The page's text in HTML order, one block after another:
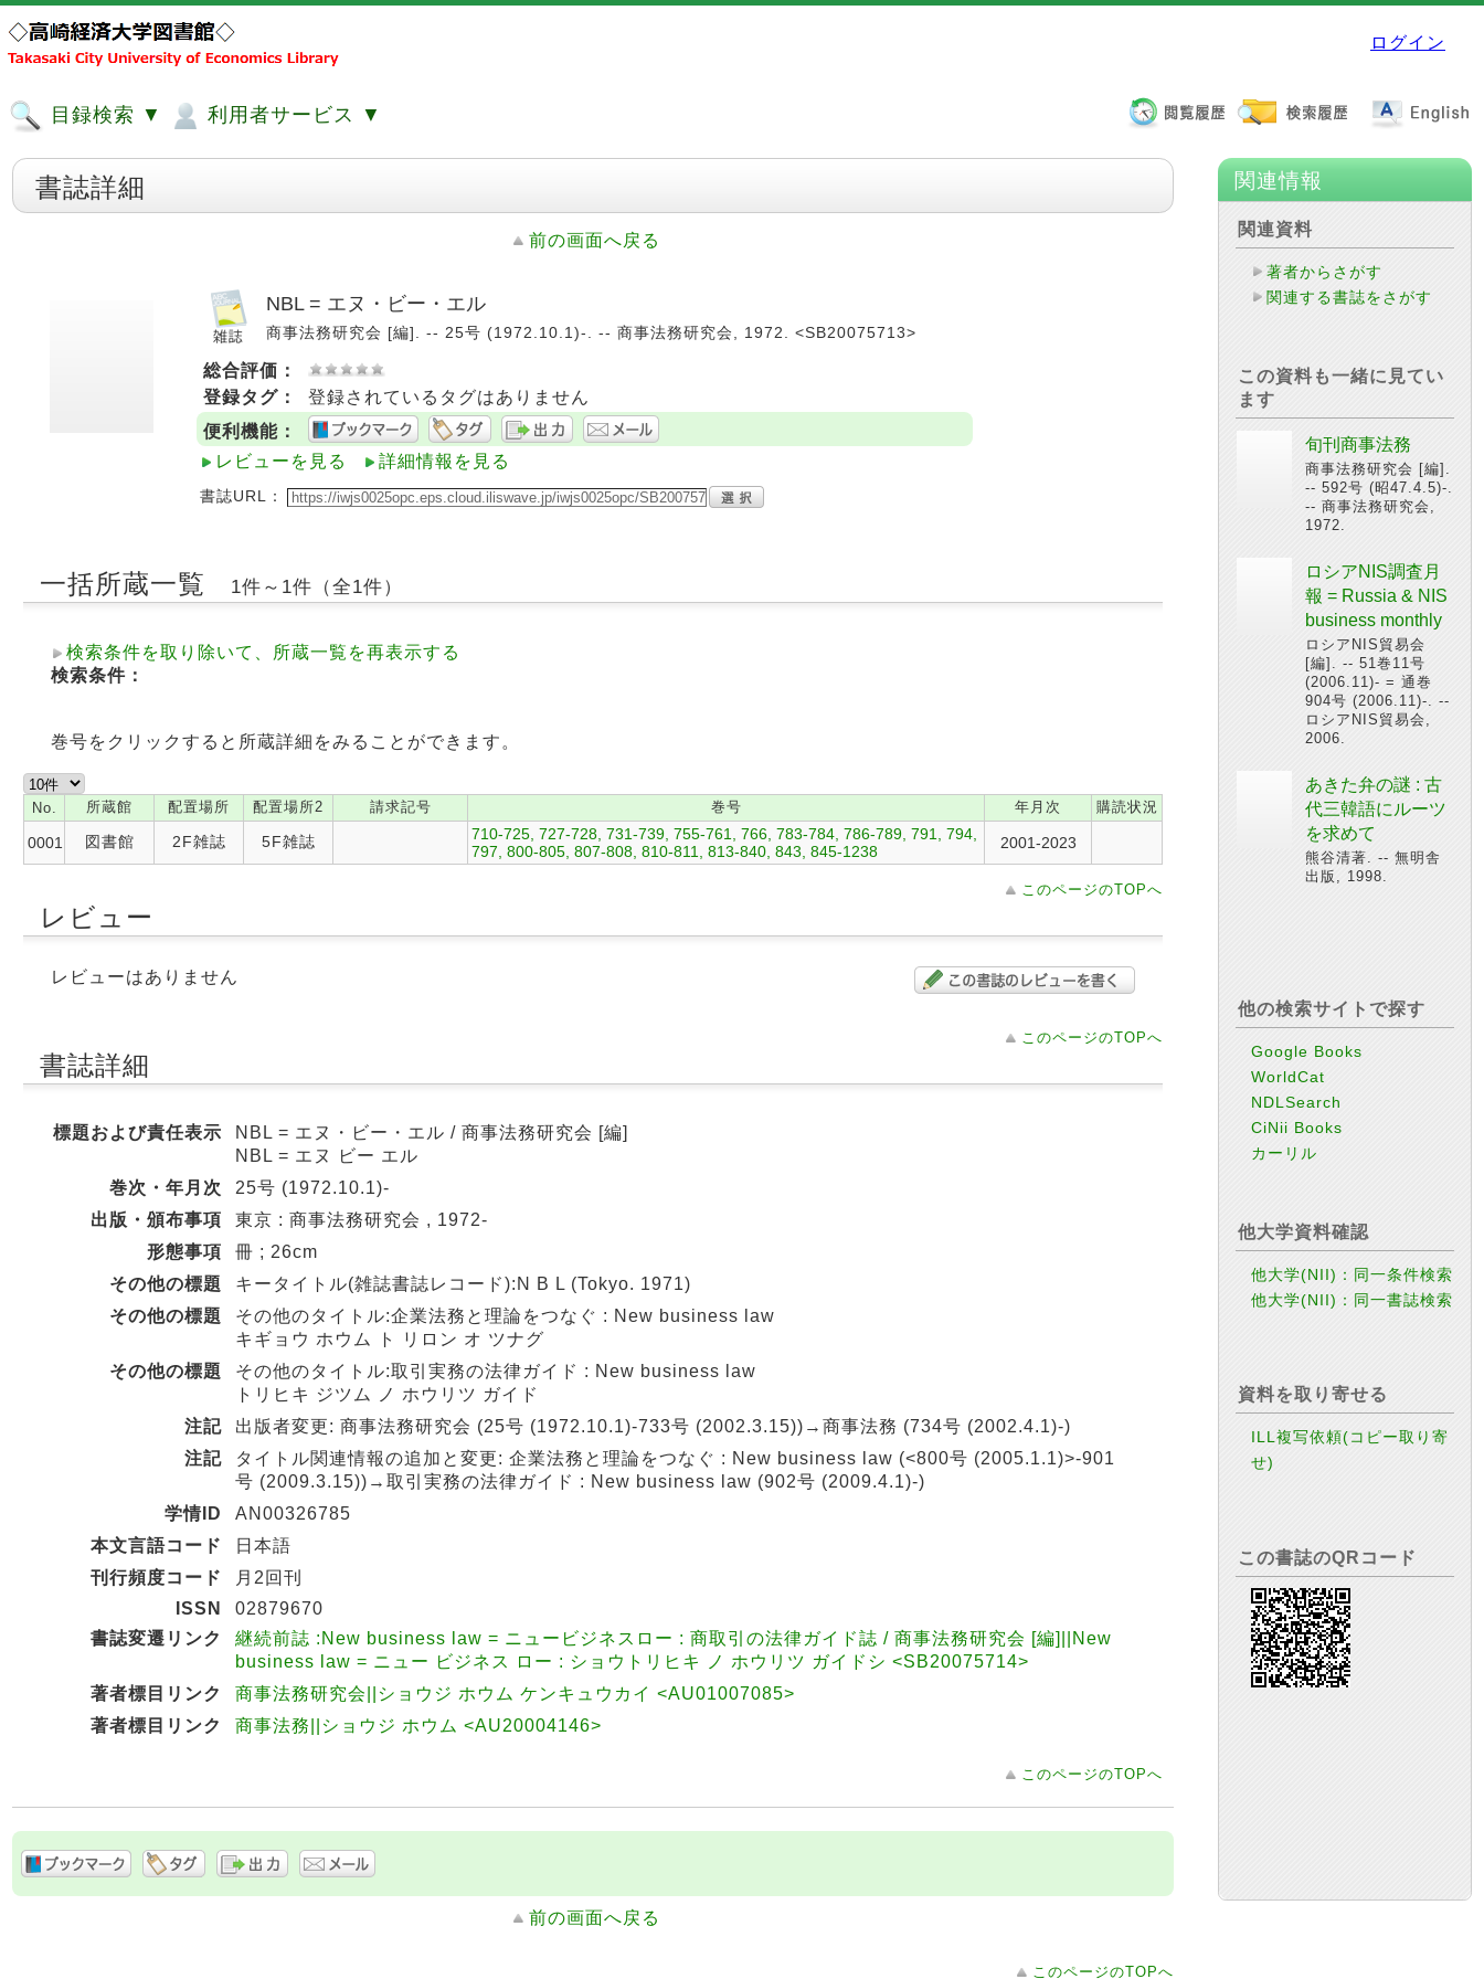
ログイン
目録検索 ▼ 利用者サービス ▼
書誌詳細
前の画面へ戻る
NBL = エヌ・ビー・エル
商事法務研究会 [編]. -- 25号 (1972.10.1)-. -- 商事法務研究会, 1972. <SB20075713>
総合評価：
登録タグ：
登録されているタグはありません
便利機能：
レビューを見る
詳細情報を見る
書誌URL：
一括所蔵一覧 1件～1件（全1件）
検索条件を取り除いて、所蔵一覧を再表示する
検索条件：
巻号をクリックすると所蔵詳細をみることができます。
No. 所蔵館 配置場所 配置場所2 請求記号 巻号 年月次 購読状況
0001 図書館 2F雑誌 5F雑誌
710-725, 727-728, 731-739, 755-761, 766, 783-784, 786-789, 791, 794,
797, 800-805, 807-808, 810-811, 813-840, 843, 845-1238
2001-2023
このページのTOPへ
レビュー
レビューはありません
このページのTOPへ
書誌詳細
標題および責任表示
NBL = エヌ・ビー・エル / 商事法務研究会 [編]
NBL = エヌ ビー エル
巻次・年月次
25号 (1972.10.1)-
出版・頒布事項
東京 : 商事法務研究会 , 1972-
形態事項
冊 ; 26cm
その他の標題
キータイトル(雑誌書誌レコード):N B L (Tokyo. 1971)
その他の標題
その他のタイトル:企業法務と理論をつなぐ : New business law
キギョウ ホウム ト リロン オ ツナグ
その他の標題
その他のタイトル:取引実務の法律ガイド : New business law
トリヒキ ジツム ノ ホウリツ ガイド
注記
出版者変更: 商事法務研究会 (25号 (1972.10.1)-733号 (2002.3.15))→商事法務 (734号 (2002.4.1)-)
注記
タイトル関連情報の追加と変更: 企業法務と理論をつなぐ : New business law (<800号 (2005.1.1)>-901
号 (2009.3.15))→取引実務の法律ガイド : New business law (902号 (2009.4.1)-)
学情ID
AN00326785
本文言語コード
日本語
刊行頻度コード
月2回刊
ISSN
02879670
書誌変遷リンク
継続前誌 :New business law = ニュービジネスロー : 商取引の法律ガイド誌 / 商事法務研究会 [編]||New
business law = ニュー ビジネス ロー : ショウトリヒキ ノ ホウリツ ガイドシ <SB20075714>
著者標目リンク
商事法務研究会||ショウジ ホウム ケンキュウカイ <AU01007085>
著者標目リンク
商事法務||ショウジ ホウム <AU20004146>
このページのTOPへ
前の画面へ戻る
このページのTOPへ
関連情報
関連資料
著者からさがす
関連する書誌をさがす
この資料も一緒に見てい
ます
旬刊商事法務
商事法務研究会 [編].
-- 592号 (昭47.4.5)-.
-- 商事法務研究会,
1972.
ロシアNIS調査月
報 = Russia & NIS
business monthly
ロシアNIS貿易会
[編]. -- 51巻11号
(2006.11)- = 通巻
904号 (2006.11)-. --
ロシアNIS貿易会,
2006.
あきた弁の謎 : 古
代三韓語にルーツ
を求めて
熊谷清著. -- 無明舎
出版, 1998.
他の検索サイトで探す
Google Books
WorldCat
NDLSearch
CiNii Books
カーリル
他大学資料確認
他大学(NII)：同一条件検索
他大学(NII)：同一書誌検索
資料を取り寄せる
ILL複写依頼(コピー取り寄
せ)
この書誌のQRコード